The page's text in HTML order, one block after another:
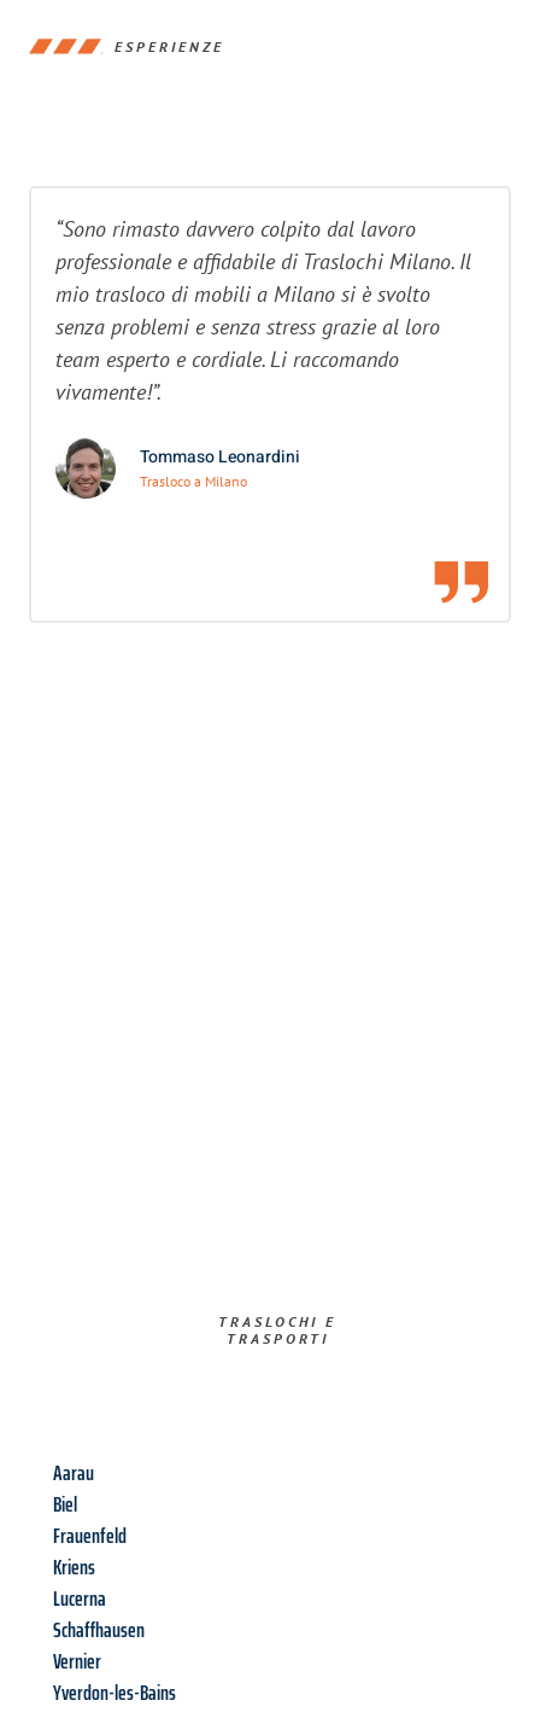
ESPERIENZE
“Sono rimasto davvero colpito dal lavoro
professionale e affidabile di Traslochi Milano. Il
mio trasloco di mobili a Milano si è svolto
senza problemi e senza stress grazie al loro
team esperto e cordiale. Li raccomando
vivamente!”.
Tommaso Leonardini
Trasloco a Milano
TRASLOCHI E
TRASPORTI​
Aarau
Biel
Frauenfeld
Kriens
Lucerna
Schaffhausen
Vernier
Yverdon-les-Bains